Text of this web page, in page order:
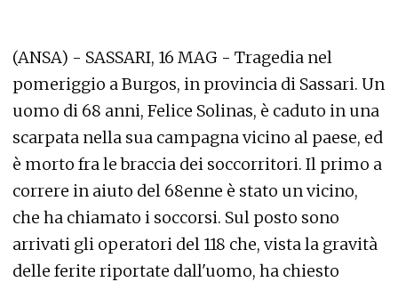
(ANSA) - SASSARI, 16 MAG - Tragedia nel
pomeriggio a Burgos, in provincia di Sassari. Un
uomo di 68 anni, Felice Solinas, è caduto in una
scarpata nella sua campagna vicino al paese, ed
è morto fra le braccia dei soccorritori. Il primo a
correre in aiuto del 68enne è stato un vicino,
che ha chiamato i soccorsi. Sul posto sono
arrivati gli operatori del 118 che, vista la gravità
delle ferite riportate dall'uomo, ha chiesto